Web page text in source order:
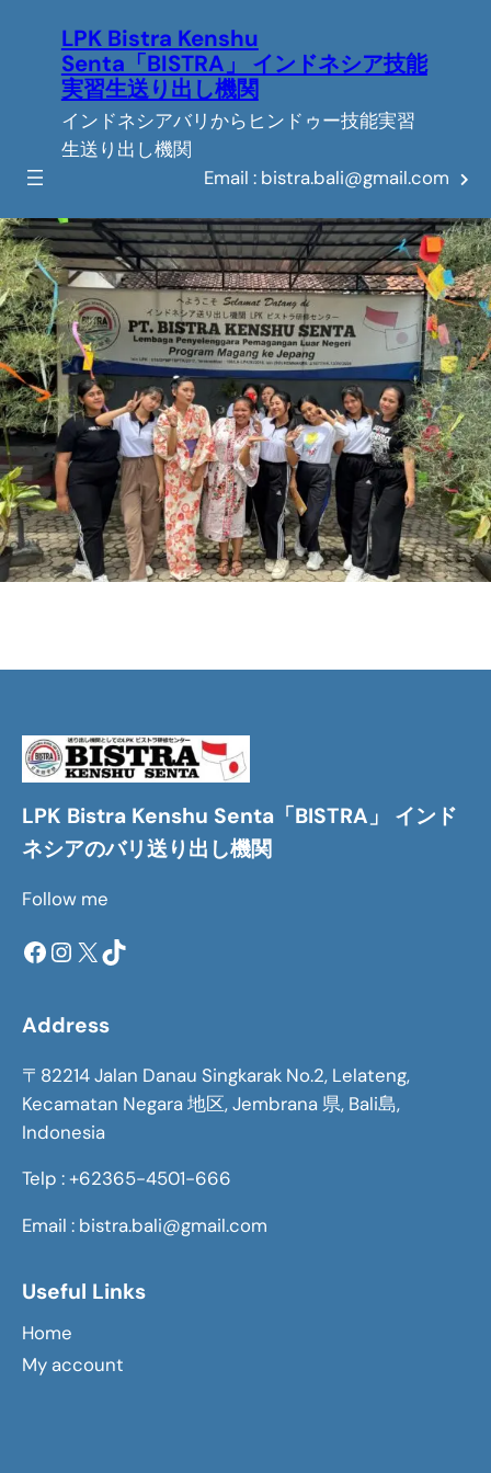
content
LPK Bistra Kenshu
Senta「BISTRA」 インドネシア技能
実習生送り出し機関
インドネシアバリからヒンドゥー技能実習
生送り出し機関
Email : bistra.bali@gmail.com
LPK Bistra Kenshu Senta「BISTRA」 インド
ネシアのバリ送り出し機関
Follow me
Facebook Instagram X TikTok
Address
〒82214 Jalan Danau Singkarak No.2, Lelateng,
Kecamatan Negara 地区, Jembrana 県, Bali島,
Indonesia
Telp : +62365-4501-666
Email : bistra.bali@gmail.com
Useful Links
Home
My account